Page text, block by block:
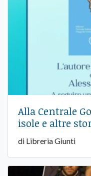
Alla Centrale
isole e altre
di Libreria Giunti